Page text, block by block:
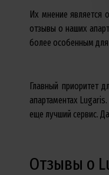
Их мнение является
отзывы о наших
более особенным для
Главный приоритет
апартаментах
еще лучший сервис.
Отзывы о